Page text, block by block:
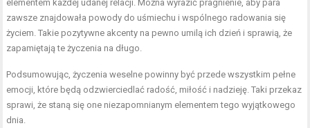
elementem każdej udanej relacji. Można wyrazić pragnienie, aby para
zawsze znajdowała powody do uśmiechu i wspólnego radowania się
życiem. Takie pozytywne akcenty na pewno umilą ich dzień i sprawią, że
zapamiętają te życzenia na długo.
Podsumowując, życzenia weselne powinny być przede wszystkim pełne
emocji, które będą odzwierciedlać radość, miłość i nadzieję. Taki przekaz
sprawi, że staną się one niezapomnianym elementem tego wyjątkowego
dnia.